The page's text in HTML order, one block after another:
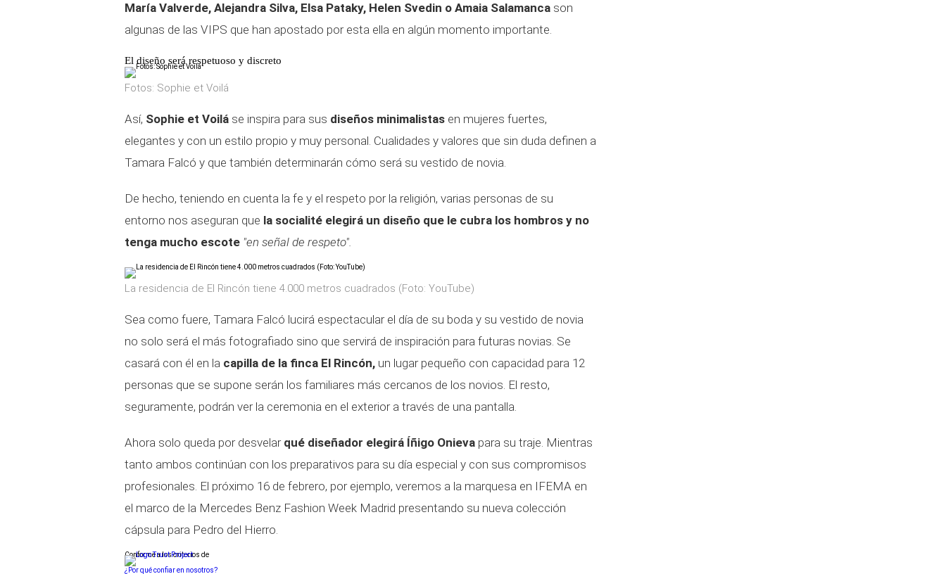
María Valverde, Alejandra Silva, Elsa Pataky, Helen Svedin o Amaia Salamanca son
algunas de las VIPS que han apostado por esta ella en algún momento importante.
El diseño será respetuoso y discreto
Fotos: Sophie et Voilá
Así, Sophie et Voilá se inspira para sus diseños minimalistas en mujeres fuertes,
elegantes y con un estilo propio y muy personal. Cualidades y valores que sin duda definen a
Tamara Falcó y que también determinarán cómo será su vestido de novia.
De hecho, teniendo en cuenta la fe y el respeto por la religión, varias personas de su
entorno nos aseguran que la socialité elegirá un diseño que le cubra los hombros y no
tenga mucho escote "en señal de respeto".
La residencia de El Rincón tiene 4.000 metros cuadrados (Foto: YouTube)
Sea como fuere, Tamara Falcó lucirá espectacular el día de su boda y su vestido de novia
no solo será el más fotografiado sino que servirá de inspiración para futuras novias. Se
casará con él en la capilla de la finca El Rincón, un lugar pequeño con capacidad para 12
personas que se supone serán los familiares más cercanos de los novios. El resto,
seguramente, podrán ver la ceremonia en el exterior a través de una pantalla.
Ahora solo queda por desvelar qué diseñador elegirá Íñigo Onieva para su traje. Mientras
tanto ambos continúan con los preparativos para su día especial y con sus compromisos
profesionales. El próximo 16 de febrero, por ejemplo, veremos a la marquesa en IFEMA en
el marco de la Mercedes Benz Fashion Week Madrid presentando su nueva colección
cápsula para Pedro del Hierro.
Conforme a los criterios de
¿Por qué confiar en nosotros?